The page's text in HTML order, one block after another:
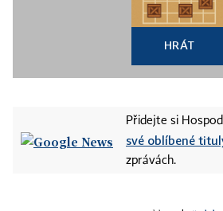
HRÁT
Přidejte si
své oblíbené
zprávách.